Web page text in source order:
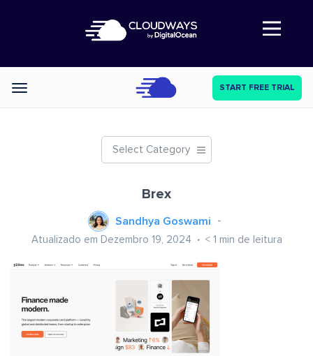
Abre a navegação
Categories START FREE TRIAL
Select Category
Brex
Sandhya Goswami
Atualizado em Dezembro 19, 2024 < 1 min de leitura